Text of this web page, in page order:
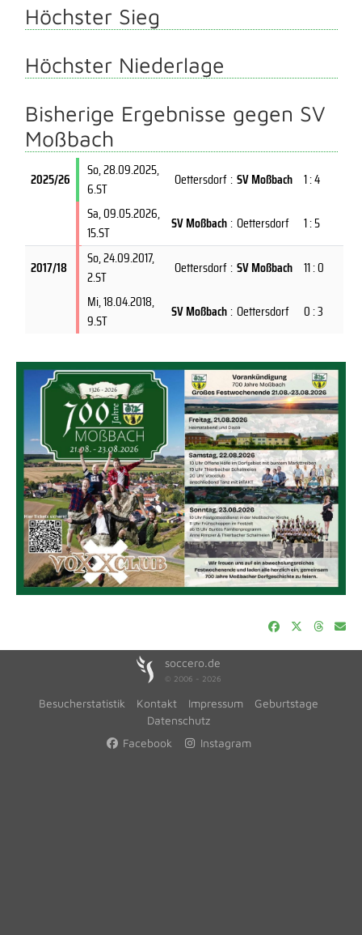
Höchster Sieg
Höchster Niederlage
Bisherige Ergebnisse gegen SV
Moßbach
2025/26 So, 28.09.2025,
6.ST
Oettersdorf: SV Moßbach 1 : 4
Sa, 09.05.2026,
15.ST
SV Moßbach: Oettersdorf 1 : 5
2017/18 So, 24.09.2017,
2.ST
Oettersdorf: SV Moßbach 11 : 0
Mi, 18.04.2018,
9.ST
SV Moßbach: Oettersdorf 0 : 3
soccero.de
© 2006 - 2026
Besucherstatistik Kontakt Impressum
Geburtstage
Datenschutz
Facebook
Instagram